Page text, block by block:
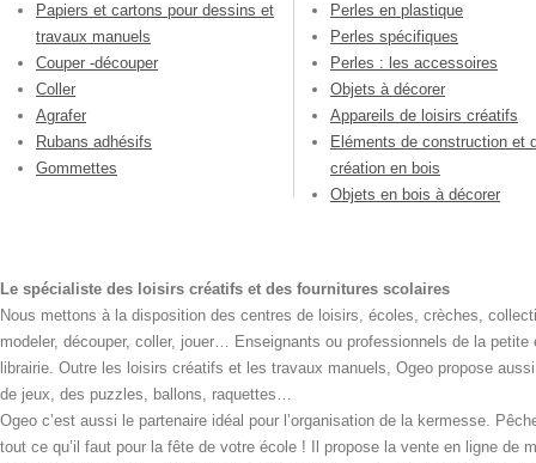
Papiers et cartons pour dessins et
travaux manuels
Couper -découper
Coller
Agrafer
Rubans adhésifs
Gommettes
Perles en plastique
Perles spécifiques
Perles : les accessoires
Objets à décorer
Appareils de loisirs créatifs
Eléments de construction et
création en bois
Objets en bois à décorer
Le spécialiste des loisirs créatifs et des fournitures scolaires
Nous mettons à la disposition des centres de loisirs, écoles, crèches,
modeler, découper, coller, jouer… Enseignants ou professionnels de la
librairie. Outre les loisirs créatifs et les travaux manuels, Ogeo propose
de jeux, des puzzles, ballons, raquettes…
Ogeo c’est aussi le partenaire idéal pour l’organisation de la kermesse.
tout ce qu’il faut pour la fête de votre école ! Il propose la vente en ligne